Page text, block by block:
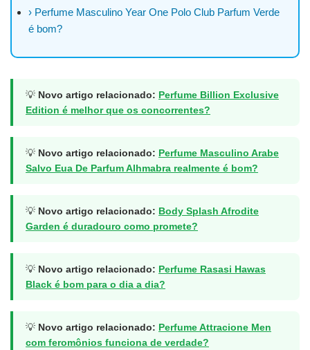
› Perfume Masculino Year One Polo Club Parfum Verde
é bom?
💡 Novo artigo relacionado: Perfume Billion Exclusive
Edition é melhor que os concorrentes?
💡 Novo artigo relacionado: Perfume Masculino Arabe
Salvo Eua De Parfum Alhmabra realmente é bom?
💡 Novo artigo relacionado: Body Splash Afrodite
Garden é duradouro como promete?
💡 Novo artigo relacionado: Perfume Rasasi Hawas
Black é bom para o dia a dia?
💡 Novo artigo relacionado: Perfume Attracione Men
com feromônios funciona de verdade?